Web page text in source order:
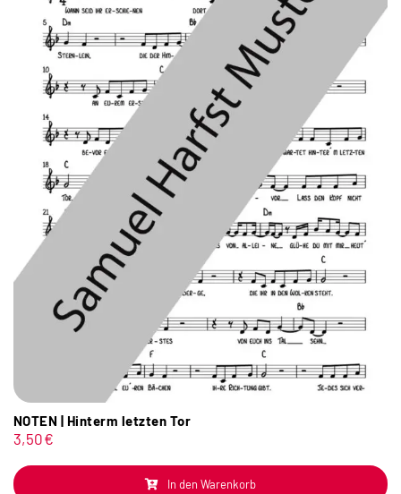
NOTEN | Hinterm letzten Tor
3,50€
In den Warenkorb